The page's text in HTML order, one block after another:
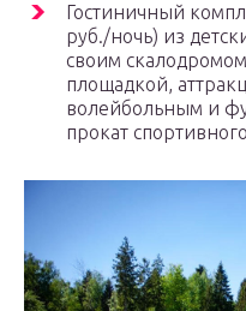
Гостиничный
руб./ночь) из
своим
площадкой,
волейбольным и
прокат